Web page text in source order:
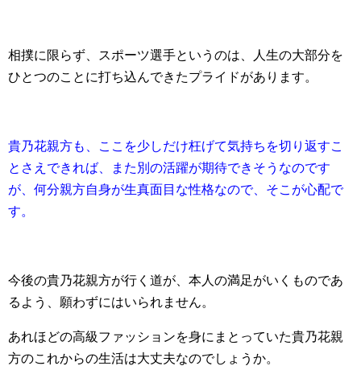
相撲に限らず、スポーツ選手というのは、人生の大部分を
ひとつのことに打ち込んできたプライドがあります。
貴乃花親方も、ここを少しだけ枉げて気持ちを切り返すこ
とさえできれば、また別の活躍が期待できそうなのです
が、何分親方自身が生真面目な性格なので、そこが心配で
す。
今後の貴乃花親方が行く道が、本人の満足がいくものであ
るよう、願わずにはいられません。
あれほどの高級ファッションを身にまとっていた貴乃花親
方のこれからの生活は大丈夫なのでしょうか。